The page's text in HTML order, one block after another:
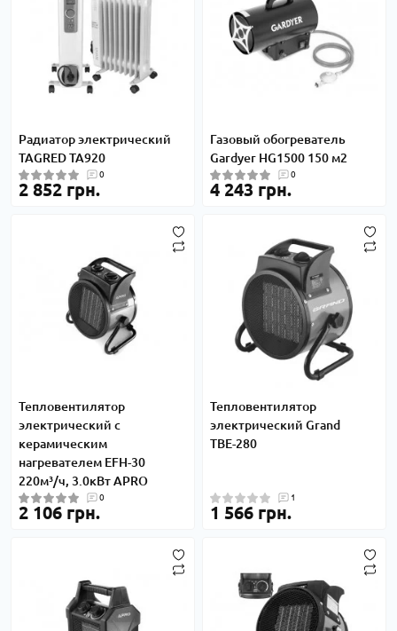
Радиатор электрический
TAGRED TA920
0
2 852 грн.
Газовый обогреватель
Gardyer HG1500 150 м2
0
4 243 грн.
Тепловентилятор
электрический с
керамическим
нагревателем EFH-30
220м³/ч, 3.0кВт APRO
0
2 106 грн.
Тепловентилятор
электрический Grand
ТВЕ-280
1
1 566 грн.